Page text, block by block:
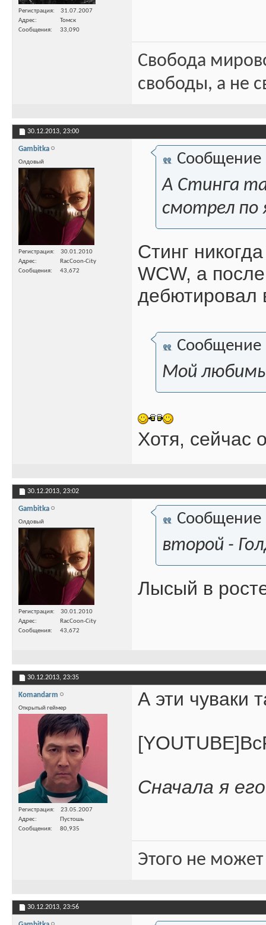
Регистрация
31.07.2007
Адрес
Томск
Сообщения
33,090
Свобода
свободы, а не
30.12.2013, 23:00
Gambitka
Олдовый
Регистрация
30.01.2010
Адрес
RacCoon-City
Сообщения
43,672
Сообщение
А Стинга
смотрел по
Стинг
WCW, а
дебютировал
Сообщение
Мой
Хотя, сейчас
30.12.2013, 23:02
Gambitka
Олдовый
Регистрация
30.01.2010
Адрес
RacCoon-City
Сообщения
43,672
Сообщение
второй -
Лысый в
30.12.2013, 23:35
Komandarm
Открытый геймер
Регистрация
23.05.2007
Адрес
Пустошь
Сообщения
80,935
А эти чуваки
Сначала я
Этого не
30.12.2013, 23:56